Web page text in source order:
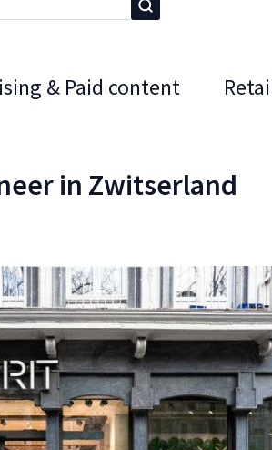
& Paid content
in Zwitserland